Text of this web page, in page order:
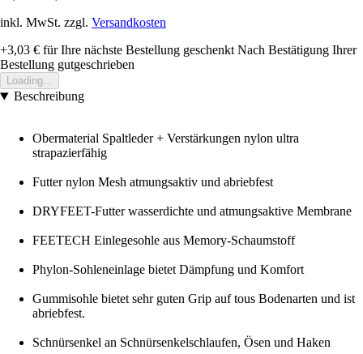
inkl. MwSt. zzgl. Versandkosten
+3,03 € für Ihre nächste Bestellung geschenkt Nach Bestätigung Ihrer
Bestellung gutgeschrieben
Loading...
Beschreibung
Obermaterial Spaltleder + Verstärkungen nylon ultra
strapazierfähig
Futter nylon Mesh atmungsaktiv und abriebfest
DRYFEET-Futter wasserdichte und atmungsaktive Membrane
FEETECH Einlegesohle aus Memory-Schaumstoff
Phylon-Sohleneinlage bietet Dämpfung und Komfort
Gummisohle bietet sehr guten Grip auf tous Bodenarten und ist
abriebfest.
Schnürsenkel an Schnürsenkelschlaufen, Ösen und Haken